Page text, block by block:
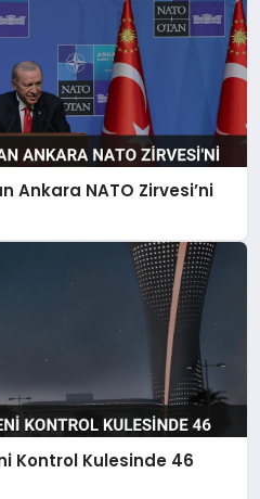
Ankara NATO Zirvesi’ni
Kontrol Kulesinde 46